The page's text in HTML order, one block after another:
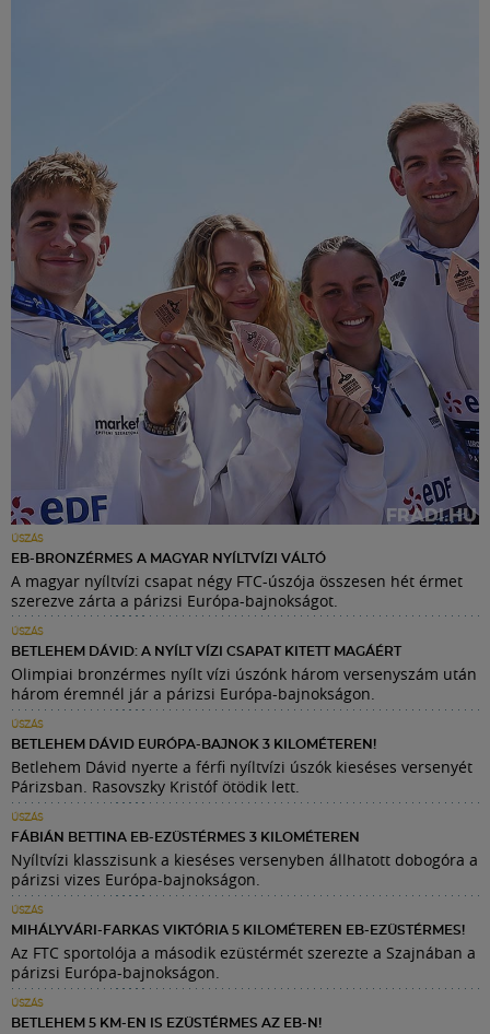
ÚSZÁS
EB-BRONZÉRMES A MAGYAR NYÍLTVÍZI VÁLTÓ
A magyar nyíltvízi csapat négy FTC-úszója összesen hét érmet
szerezve zárta a párizsi Európa-bajnokságot.
ÚSZÁS
BETLEHEM DÁVID: A NYÍLT VÍZI CSAPAT KITETT MAGÁÉRT
Olimpiai bronzérmes nyílt vízi úszónk három versenyszám után
három éremnél jár a párizsi Európa-bajnokságon.
ÚSZÁS
BETLEHEM DÁVID EURÓPA-BAJNOK 3 KILOMÉTEREN!
Betlehem Dávid nyerte a férfi nyíltvízi úszók kieséses versenyét
Párizsban. Rasovszky Kristóf ötödik lett.
ÚSZÁS
FÁBIÁN BETTINA EB-EZÜSTÉRMES 3 KILOMÉTEREN
Nyíltvízi klasszisunk a kieséses versenyben állhatott dobogóra a
párizsi vizes Európa-bajnokságon.
ÚSZÁS
MIHÁLYVÁRI-FARKAS VIKTÓRIA 5 KILOMÉTEREN EB-EZÜSTÉRMES!
Az FTC sportolója a második ezüstérmét szerezte a Szajnában a
párizsi Európa-bajnokságon.
ÚSZÁS
BETLEHEM 5 KM-EN IS EZÜSTÉRMES AZ EB-N!